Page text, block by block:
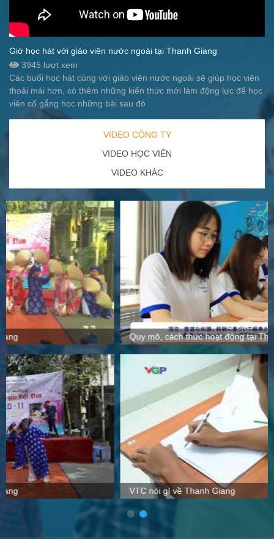
Giờ học hát với giáo viên nước ngoài tại Thanh Giang
3945 lượt xem
Các buổi học hát cùng với giáo viên nước ngoài sẽ giúp học viên
thoải mái hơn, có thêm những kiến thức mới làm động lực để học
viên cố gắng học những bài sau đó
VIDEO CÔNG TY
VIDEO HỌC VIÊN
VIDEO KHÁC
Quy mô, cách thức hoạt động tại Thanh Giang
VTC nói gì về Thanh Giang